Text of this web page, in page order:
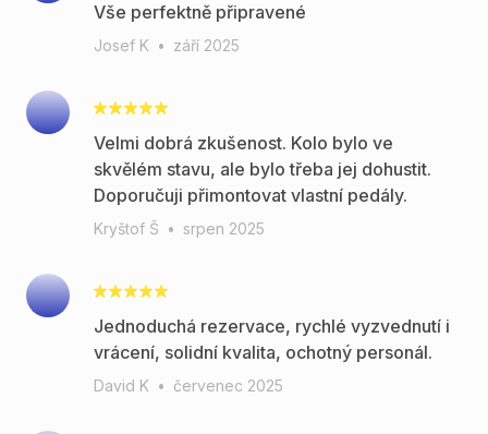
Vše perfektně připravené
Josef K • září 2025
Velmi dobrá zkušenost. Kolo bylo ve
skvělém stavu, ale bylo třeba jej dohustit.
Doporučuji přimontovat vlastní pedály.
Kryštof Š • srpen 2025
Jednoduchá rezervace, rychlé vyzvednutí i
vrácení, solidní kvalita, ochotný personál.
David K • červenec 2025